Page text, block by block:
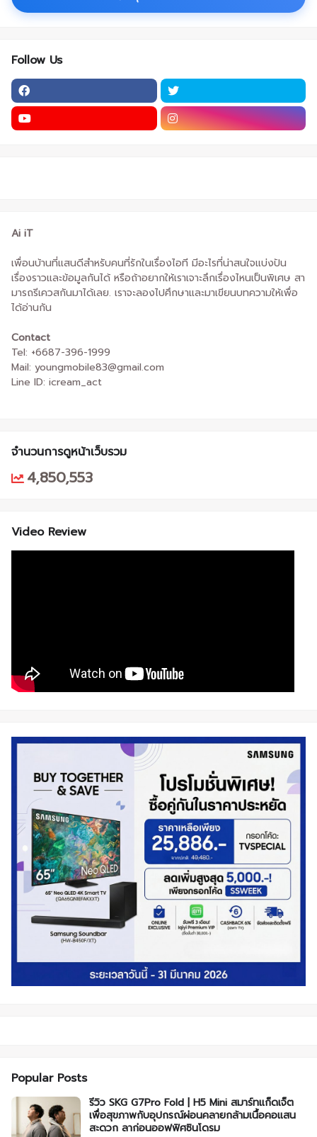
Follow Us
Ai iT
เพื่อนบ้านที่แสนดีสำหรับคนที่รักในเรื่องไอที มีอะไรที่น่าสนใจแบ่งปัน
เรื่องราวและข้อมูลกันได้ หรือถ้าอยากให้เราเจาะลึกเรื่องไหนเป็นพิเศษ สา
มารถรีเควสกันมาได้เลย. เราจะลองไปศึกษาและมาเขียนบทความให้เพื่อ
ได้อ่านกัน
Contact
Tel: +6687-396-1999
Mail: youngmobile83@gmail.com
Line ID: icream_act
จำนวนการดูหน้าเว็บรวม
4,850,553
Video Review
Popular Posts
รีวิว SKG G7Pro Fold | H5 Mini สมาร์ทแก็ดเจ็ต
เพื่อสุขภาพกับอุปกรณ์ผ่อนคลายกล้ามเนื้อคอแสน
สะดวก ลาก่อนออฟฟิศซินโดรม